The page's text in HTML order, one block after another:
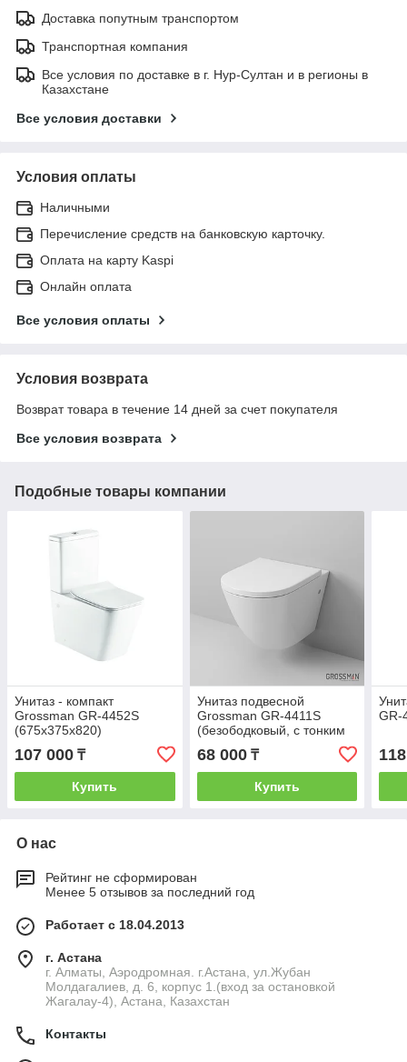
Доставка попутным транспортом
Транспортная компания
Все условия по доставке в г. Нур-Султан и в регионы в
Казахстане
Все условия доставки
Условия оплаты
Наличными
Перечисление средств на банковскую карточку.
Оплата на карту Kaspi
Онлайн оплата
Все условия оплаты
Условия возврата
Возврат товара в течение 14 дней за счет покупателя
Все условия возврата
Подобные товары компании
Унитаз - компакт
Grossman GR-4452S
(675x375x820)
107 000 ₸
Купить
Унитаз подвесной
Grossman GR-4411S
(безободковый, с тонким
68 000₸
Купить
GR-
О нас
Рейтинг не сформирован
Менее 5 отзывов за последний год
Работает с 18.04.2013
г. Астана
г. Алматы, Аэродромная. г.Астана, ул.Жубан
Молдагалиев, д. 6, корпус 1.(вход за остановкой
Жагалау-4), Астана, Казахстан
Контакты